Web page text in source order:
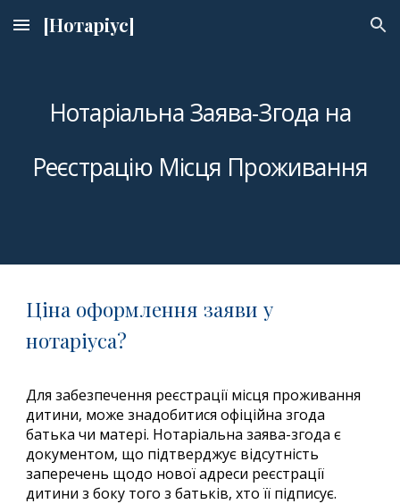
Skip to main content Skip to navigation
[Нотаріус]
Нотаріальна Заява-Згода на
Реєстрацію Місця Проживання
Ціна оформлення заяви у
нотаріуса?
Для забезпечення реєстрації місця проживання
дитини, може знадобитися офіційна згода
батька чи матері. Нотаріальна заява-згода є
документом, що підтверджує відсутність
заперечень щодо нової адреси реєстрації
дитини з боку того з батьків, хто її підписує.